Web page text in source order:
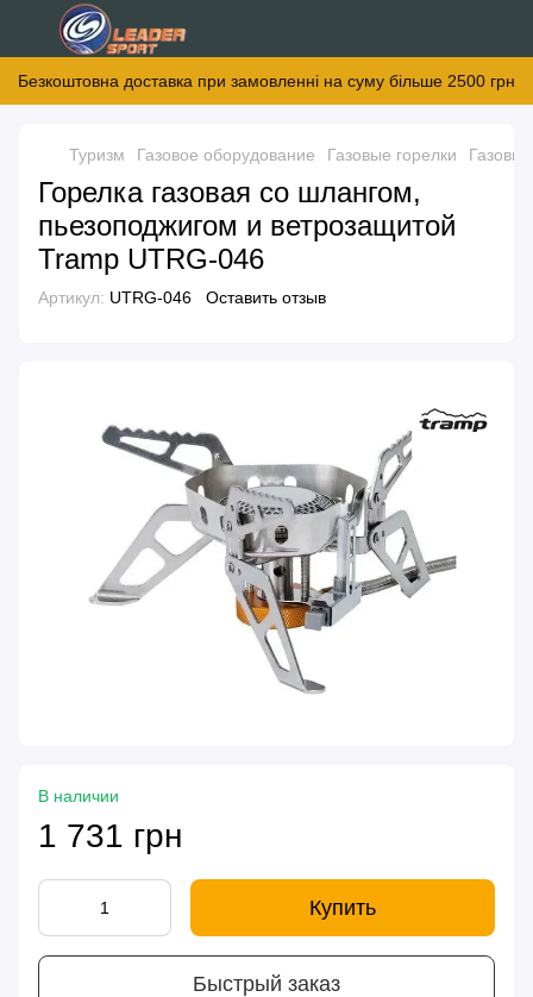
Безкоштовна доставка при замовленні на суму більше 2500 грн
Туризм Газовое оборудование Газовые горелки
Горелка газовая со шлангом,
пьезоподжигом и ветрозащитой
Tramp UTRG-046
Артикул: UTRG-046 Оставить отзыв
В наличии
1 731 грн
Купить
Быстрый заказ